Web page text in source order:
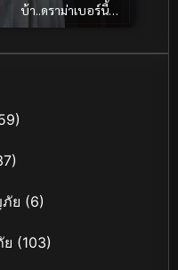
บ้า..ดราม่าเบอร์นี้
(2026)
ย (6)
(103)